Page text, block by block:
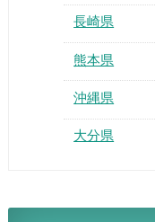
長崎県
熊本県
沖縄県
大分県